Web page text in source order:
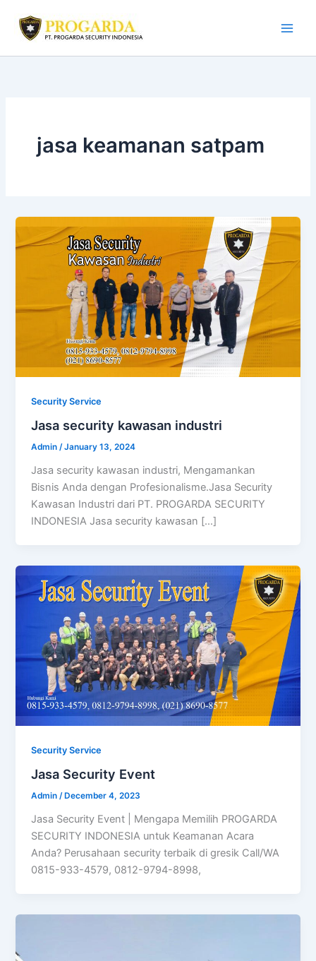
content
jasa keamanan satpam
Security Service
Jasa security kawasan industri
Admin/January 13, 2024
Jasa security kawasan industri, Mengamankan
Bisnis Anda dengan Profesionalisme.Jasa Security
Kawasan Industri dari PT. PROGARDA SECURITY
INDONESIA Jasa security kawasan […]
Security Service
Jasa Security Event
Admin/ December 4, 2023
Jasa Security Event | Mengapa Memilih PROGARDA
SECURITY INDONESIA untuk Keamanan Acara
Anda? Perusahaan security terbaik di gresik Call/WA
0815-933-4579, 0812-9794-8998,